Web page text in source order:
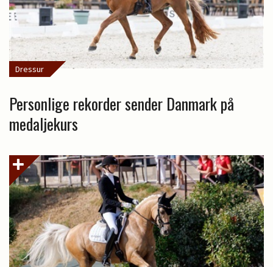
Dressur
Personlige rekorder sender Danmark på
medaljekurs